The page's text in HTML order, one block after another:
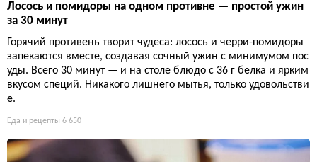
Лосось и помидоры на одном противне — простой ужин
за 30 минут
Горячий противень творит чудеса: лосось и черри-помидоры
запекаются вместе, создавая сочный ужин с минимумом пос
уды. Всего 30 минут — и на столе блюдо с 36 г белка и ярким
вкусом специй. Никакого лишнего мытья, только удовольстви
е.
Еда и рецепты 6 650